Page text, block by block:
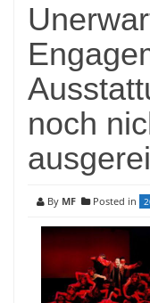
noch
By MF Posted in